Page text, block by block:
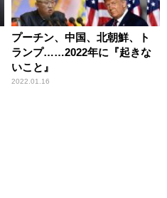
プーチン、中国、北朝鮮、ト
ランプ……2022年に『起きな
いこと』
2022.01.16